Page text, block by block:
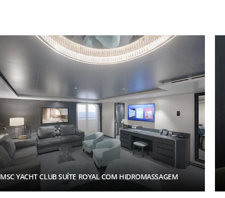
MSC YACHT CLUB SUÍTE ROYAL COM HIDROMASSAGEM